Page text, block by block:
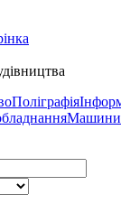
Поліграфія
Машини